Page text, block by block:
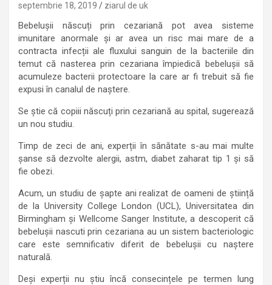
septembrie 18, 2019 ziarul de uk
Bebelușii născuți prin cezariană pot avea sisteme
imunitare anormale și ar avea un risc mai mare de a
contracta infecții ale fluxului sanguin de la bacteriile din
temut că nasterea prin cezariana împiedică bebelușii să
acumuleze bacterii protectoare la care ar fi trebuit să fie
expusi în canalul de naștere.
Se știe că copiii născuți prin cezariană au spital, sugerează
un nou studiu.
Timp de zeci de ani, experții în sănătate s-au mai multe
șanse să dezvolte alergii, astm, diabet zaharat tip 1 și să
fie obezi.
Acum, un studiu de șapte ani realizat de oameni de știință
de la University College London (UCL), Universitatea din
Birmingham și Wellcome Sanger Institute, a descoperit că
bebelușii nascuti prin cezariana au un sistem bacteriologic
care este semnificativ diferit de bebelușii cu naștere
naturală.
Deși experții nu știu încă consecințele pe termen lung